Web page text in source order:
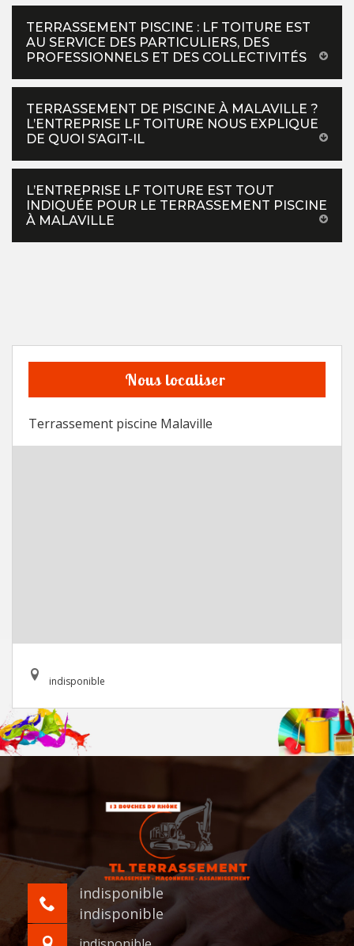
TERRASSEMENT PISCINE : LF TOITURE EST
AU SERVICE DES PARTICULIERS, DES
PROFESSIONNELS ET DES COLLECTIVITÉS
TERRASSEMENT DE PISCINE À MALAVILLE ?
L’ENTREPRISE LF TOITURE NOUS EXPLIQUE
DE QUOI S’AGIT-IL
L’ENTREPRISE LF TOITURE EST TOUT
INDIQUÉE POUR LE TERRASSEMENT PISCINE
À MALAVILLE
Nous localiser
Terrassement piscine Malaville
indisponible
indisponible
indisponible